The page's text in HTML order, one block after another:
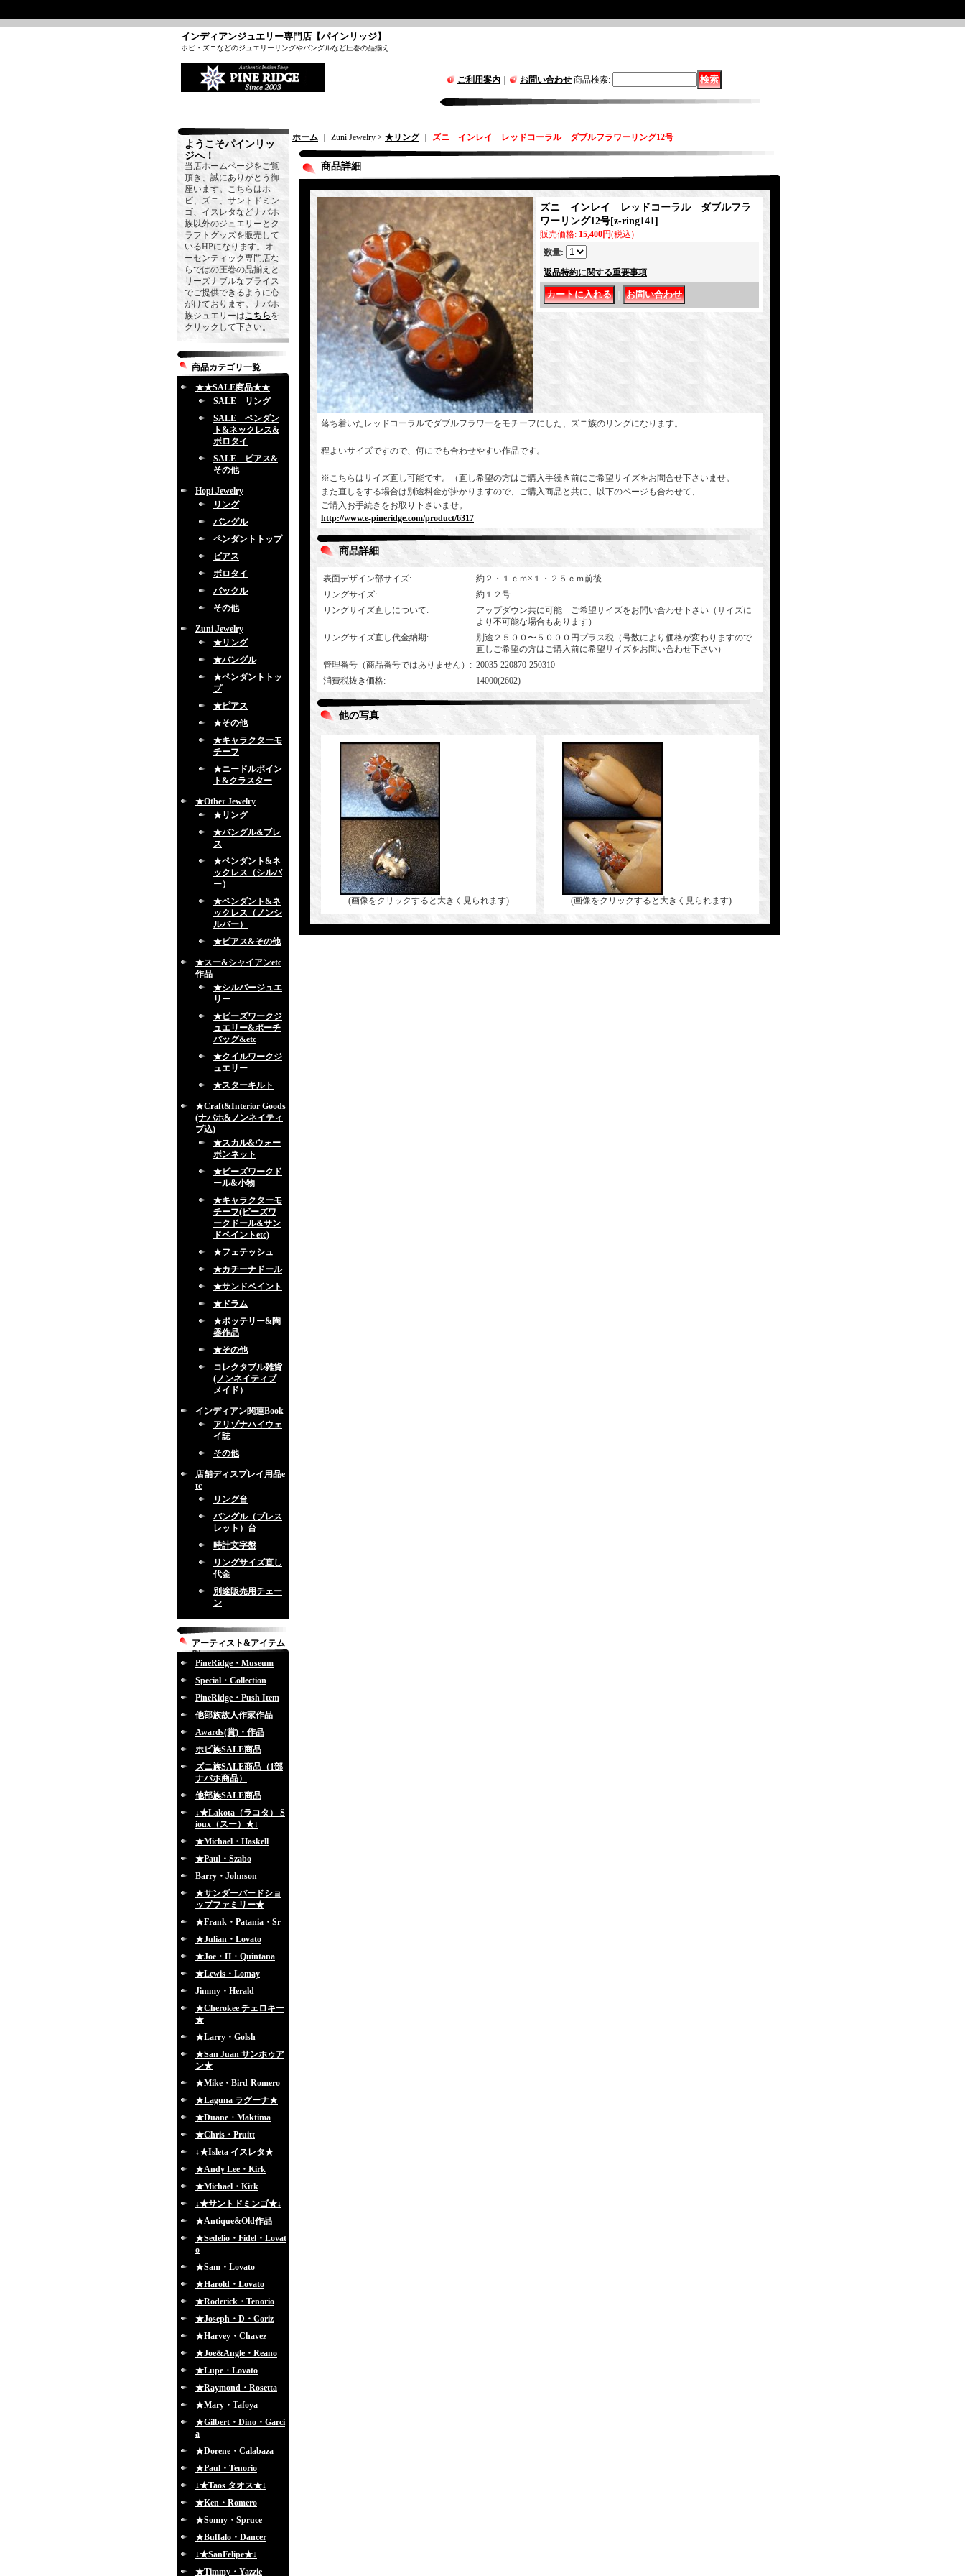
インディアンジュエリー専門店【パインリッジ】
ホピ・ズニなどのジュエリーリングやバングルなど圧巻の品揃え
ご利用案内 お問い合わせ 商品検索:
ようこそパインリッ
ジへ！
当店ホームページをご覧
頂き、誠にありがとう御
座います。こちらはホ
ピ、ズニ、サントドミン
ゴ、イスレタなどナバホ
族以外のジュエリーとク
ラフトグッズを販売して
いるHPになります。オ
ーセンティック専門店な
らではの圧巻の品揃えと
リーズナブルなプライス
でご提供できるように心
がけております。ナバホ
族ジュエリーはこちらを
クリックして下さい。
商品カテゴリ一覧
★★SALE商品★★
SALE リング
SALE ペンダン
ト&ネックレス&
ボロタイ
SALE ピアス&
その他
Hopi Jewelry
リング
バングル
ペンダントトップ
ピアス
ボロタイ
バックル
その他
Zuni Jewelry
★リング
★バングル
★ペンダントトッ
プ
★ピアス
★その他
★キャラクターモ
チーフ
★ニードルポイン
ト&クラスター
★Other Jewelry
★リング
★バングル&ブレ
ス
★ペンダント&ネ
ックレス（シルバ
ー）
★ペンダント&ネ
ックレス（ノンシ
ルバー）
★ピアス&その他
★スー&シャイアンetc
作品
★シルバージュエ
リー
★ビーズワークジ
ュエリー&ポーチ
バッグ&etc
★クイルワークジ
ュエリー
★スターキルト
★Craft&Interior Goods
(ナバホ&ノンネイティ
ブ込)
★スカル&ウォー
ボンネット
★ビーズワークド
ール&小物
★キャラクターモ
チーフ(ビーズワ
ークドール&サン
ドペイントetc)
★フェテッシュ
★カチーナドール
★サンドペイント
★ドラム
★ポッテリー&陶
器作品
★その他
コレクタブル雑貨
(ノンネイティブ
メイド）
インディアン関連Book
アリゾナハイウェ
イ誌
その他
店舗ディスプレイ用品e
tc
リング台
バングル（ブレス
レット）台
時計文字盤
リングサイズ直し
代金
別途販売用チェー
ン
アーティスト&アイテム
別
PineRidge・Museum
Special・Collection
PineRidge・Push Item
他部族故人作家作品
Awards(賞)・作品
ホピ族SALE商品
ズニ族SALE商品（1部
ナバホ商品）
他部族SALE商品
↓★Lakota（ラコタ） S
ioux（スー）★↓
★Michael・Haskell
★Paul・Szabo
Barry・Johnson
★サンダーバードショ
ップファミリー★
★Frank・Patania・Sr
★Julian・Lovato
★Joe・H・Quintana
★Lewis・Lomay
Jimmy・Herald
★Cherokee チェロキー
★
★Larry・Golsh
★San Juan サンホゥア
ン★
★Mike・Bird-Romero
★Laguna ラグーナ★
★Duane・Maktima
★Chris・Pruitt
↓★Isleta イスレタ★
★Andy Lee・Kirk
★Michael・Kirk
↓★サントドミンゴ★↓
★Antique&Old作品
★Sedelio・Fidel・Lovat
o
★Sam・Lovato
★Harold・Lovato
★Roderick・Tenorio
★Joseph・D・Coriz
★Harvey・Chavez
★Joe&Angle・Reano
★Lupe・Lovato
★Raymond・Rosetta
★Mary・Tafoya
★Gilbert・Dino・Garci
a
★Dorene・Calabaza
★Paul・Tenorio
↓★Taos タオス★↓
★Ken・Romero
★Sonny・Spruce
★Buffalo・Dancer
↓★SanFelipe★↓
★Timmy・Yazzie
ホーム ｜ Zuni Jewelry > ★リング｜ ズニ インレイ レッドコーラル ダブルフラワーリング12号
商品詳細
ズニ インレイ レッドコーラル ダブルフラ
ワーリング12号[z-ring141]
販売価格: 15,400円(税込)
数量:
返品特約に関する重要事項
落ち着いたレッドコーラルでダブルフラワーをモチーフにした、ズニ族のリングになります。
程よいサイズですので、何にでも合わせやすい作品です。
※こちらはサイズ直し可能です。（直し希望の方はご購入手続き前にご希望サイズをお問合せ下さいませ。
また直しをする場合は別途料金が掛かりますので、ご購入商品と共に、以下のページも合わせて、
ご購入お手続きをお取り下さいませ。
http://www.e-pineridge.com/product/6317
商品詳細
表面デザイン部サイズ:
約２・１ｃｍ×１・２５ｃｍ前後
リングサイズ:
約１２号
リングサイズ直しについて:
アップダウン共に可能 ご希望サイズをお問い合わせ下さい（サイズに
より不可能な場合もあります）
リングサイズ直し代金納期:
別途２５００〜５０００円プラス税（号数により価格が変わりますので
直しご希望の方はご購入前に希望サイズをお問い合わせ下さい）
管理番号（商品番号ではありません） : 20035-220870-250310-
消費税抜き価格: 14000(2602)
他の写真
(画像をクリックすると大きく見られます) (画像をクリックすると大きく見られます)